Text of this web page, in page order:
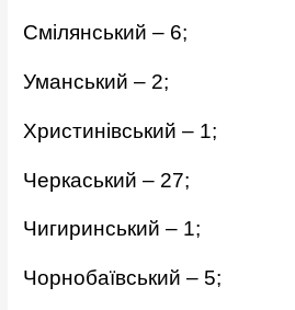
Смілянський – 6;
Уманський – 2;
Христинівський – 1;
Черкаський – 27;
Чигиринський – 1;
Чорнобаївський – 5;